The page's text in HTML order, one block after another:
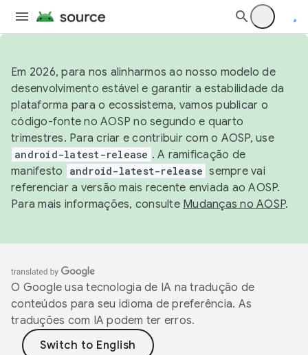
Em 2026, para nos alinharmos ao nosso modelo de
desenvolvimento estável e garantir a estabilidade da
plataforma para o ecossistema, vamos publicar o
código-fonte no AOSP no segundo e quarto
trimestres. Para criar e contribuir com o AOSP, use
android-latest-release . A ramificação de
manifesto
android-latest-release sempre vai
referenciar a versão mais recente enviada ao AOSP.
Para mais informações, consulte Mudanças no AOSP.
O Google usa tecnologia de IA na tradução de
conteúdos para seu idioma de preferência. As
traduções com IA podem ter erros.